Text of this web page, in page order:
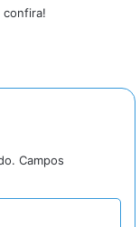
confira!
Campos